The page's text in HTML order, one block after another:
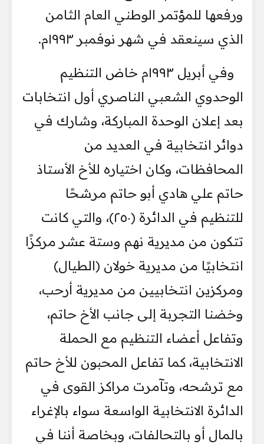
ورفعها للمؤتمر الوطني العام الثامن
الذي سينعقد في شهر نوفمبر ١٩٩٣م.
وفي أبريل ١٩٩٣م خاض التنظيم
الوحدوي الشعبي الناصري أول انتخابات
بعد إعلان الوحدة المباركة، وشارك في
دوائر انتخابية في العديد من
المحافظات، وكان اختياره للأخ الأستاذ
حاتم علي هادي أبو حاتم مرشحًا
للتنظيم في الدائرة (٢٥٠)، والتي كانت
تتكون من مديرية نهم وستة عشر مركزًا
انتخابيًا من مديرية خولان (الطيال)
ومركزين انتخابيين من مديرية أرحب،
وخضنا التجربة إلى جانب الأخ حاتم،
وتفاعل أعضاء التنظيم مع الحملة
الانتخابية، كما تفاعل المحبون للأخ حاتم
مع ترشحه، وتآمرت مراكز القوى في
الدائرة الانتخابية الواسعة سواء بالإغراء
بالمال أو بالتحالفات، وبخاصة أننا في